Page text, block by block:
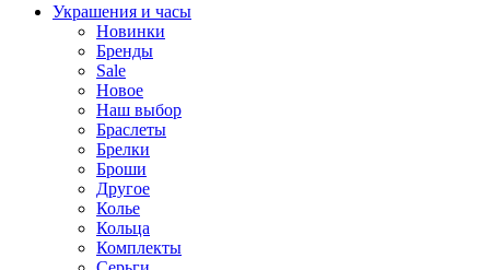
Украшения и часы
Новинки
Бренды
Sale
Новое
Наш выбор
Браслеты
Брелки
Броши
Другое
Колье
Кольца
Комплекты